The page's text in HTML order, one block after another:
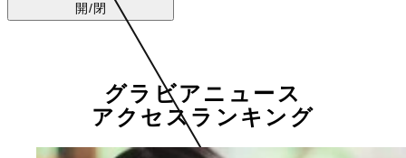
開/閉
グラビアニュース
アクセスランキング